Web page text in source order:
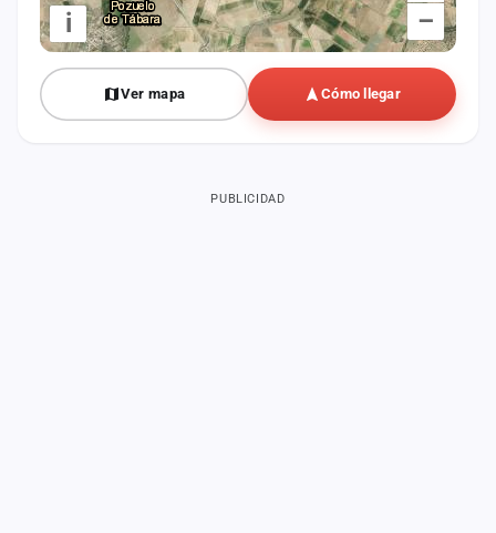
–
i
Ver mapa Cómo llegar
PUBLICIDAD